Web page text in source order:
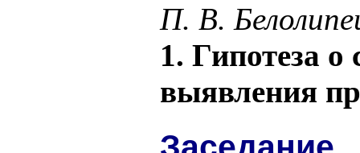
П. В.
1. Гипотеза
выявления